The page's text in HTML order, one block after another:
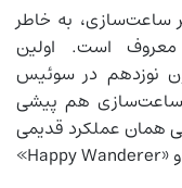
ساعت‌سازی، به خاطر
است. اولین
نوزدهم در سوئیس
ساعت‌سازی هم پیشی
همان عملکرد قدیمی
را دارند و آهنگ‌هایی مانند «Edelweiss» و «Happy Wanderer»